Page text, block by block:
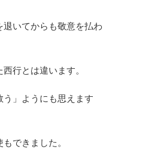
いてからも敬意を払わ
行とは違います。
」ようにも思えます
できました。